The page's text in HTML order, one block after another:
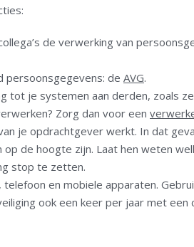
de verwerking van
persoonsgegevens: de AVG.
je systemen aan derden, zoals
Zorg dan voor een
je opdrachtgever werkt. In dat
de hoogte zijn. Laat hen weten
stop te zetten.
en mobiele apparaten.
ook een keer per jaar met